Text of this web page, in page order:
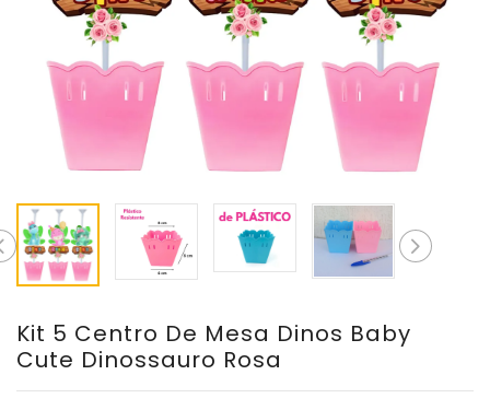
Kit 5 Centro De Mesa Dinos Baby
Cute Dinossauro Rosa